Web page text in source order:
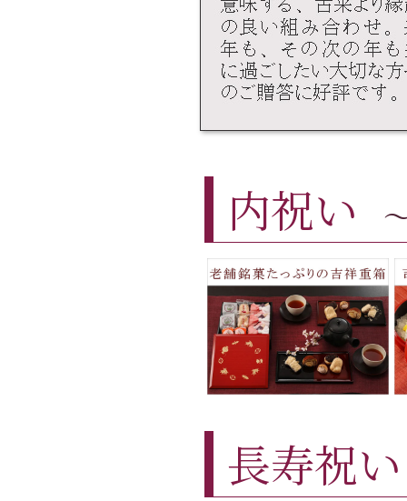
内祝い
長寿祝い